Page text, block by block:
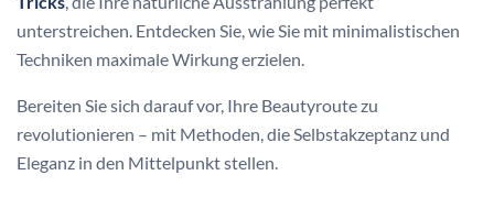
unterstreichen. Entdecken Sie, wie Sie mit minimalistischen
Techniken maximale Wirkung erzielen.
Bereiten Sie sich darauf vor, Ihre Beautyroute zu
revolutionieren – mit Methoden, die Selbstakzeptanz und
Eleganz in den Mittelpunkt stellen.